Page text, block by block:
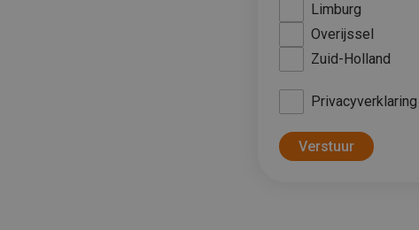
Limburg
Overijssel
Zuid-Holland
Privacyverklaring
Verstuur